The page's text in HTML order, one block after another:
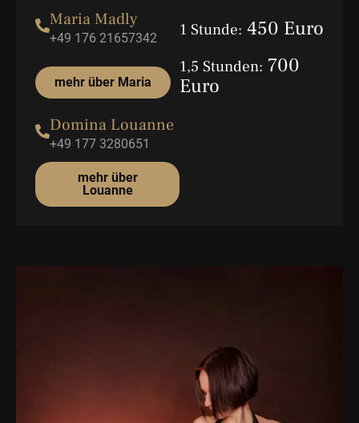
Maria Madly
+49 176 21657342
mehr über Maria
Domina Louanne
+49 177 3280651
mehr über
Louanne
1 Stunde: 450 Euro
1,5 Stunden: 700
Euro